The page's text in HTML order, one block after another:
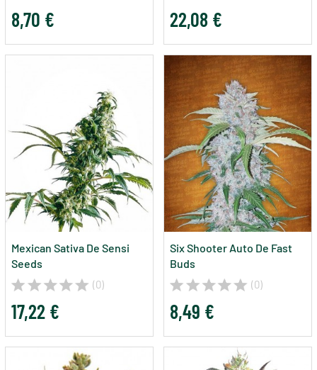
8,70 € 22,08 €
Mexican Sativa De Sensi
Seeds
(0)
17,22 €
Six Shooter Auto De Fast
Buds
(0)
8,49 €